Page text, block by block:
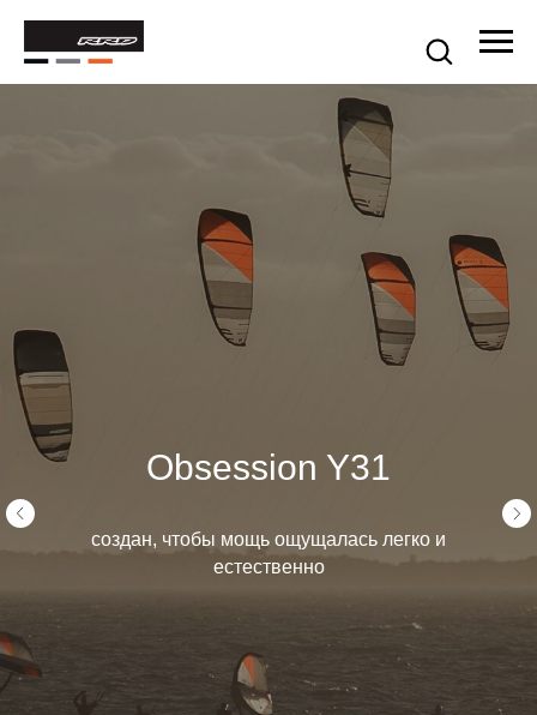
Obsession Y31
создан, чтобы мощь ощущалась легко и
естественно